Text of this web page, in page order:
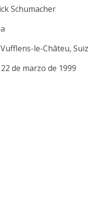
Schumacher
Vufflens-le-Châteu,
22 de marzo de 1999